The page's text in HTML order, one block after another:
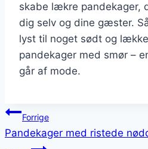
skabe lækre pandekager,
dig selv og dine gæster.
lyst til noget sødt og
pandekager med smør –
går af mode.
Indlægsnavigation
Forrige
Pandekager med ristede